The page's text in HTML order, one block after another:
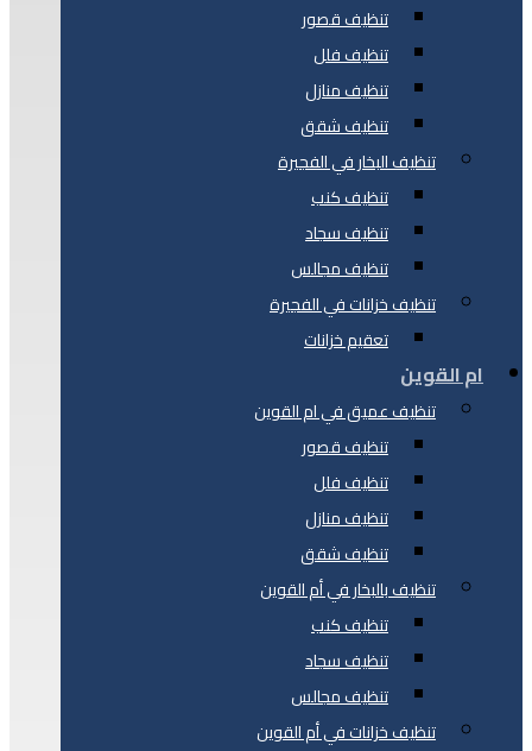
تنظيف قصور
تنظيف فلل
تنظيف منازل
تنظيف شقق
تنظيف البخار في الفجيرة
تنظيف كنب
تنظيف سجاد
تنظيف مجالس
تنظيف خزانات في الفجيرة
تعقيم خزانات
ام القوين
تنظيف عميق في ام القوين
تنظيف قصور
تنظيف فلل
تنظيف منازل
تنظيف شقق
تنظيف بالبخار في أم القوين
تنظيف كنب
تنظيف سجاد
تنظيف مجالس
تنظيف خزانات في أم القوين